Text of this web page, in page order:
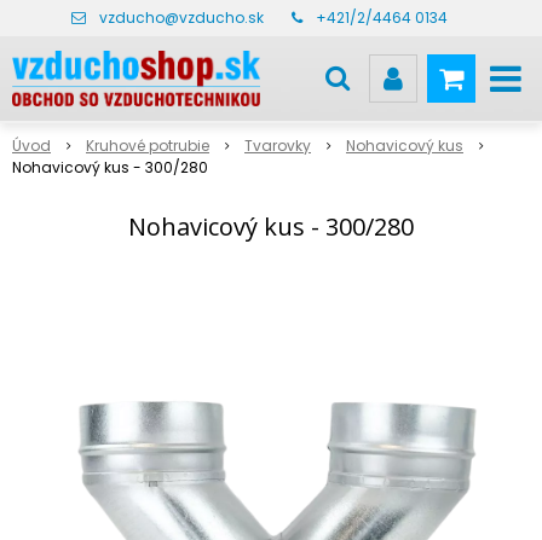
vzducho@vzducho.sk +421/2/4464 0134
Úvod Kruhové potrubie Tvarovky
Nohavicový kus
Nohavicový kus - 300/280
Nohavicový kus - 300/280